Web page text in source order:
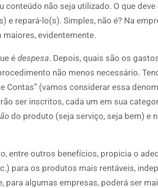
conteúdo não seja utilizado. O que
repará-lo(s). Simples, não é? Na
evidentemente.
é despesa. Depois, quais são os
não menos necessário.
(vamos considerar essa
ser inscritos, cada um em sua
do produto (seja serviço, seja bem) e
entre outros benefícios, propicia o
para os produtos mais rentáveis,
algumas empresas, poderá ser